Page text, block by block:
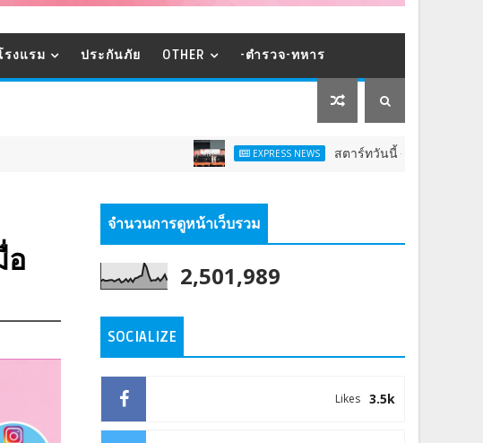
รงแรม ประกันภัย OTHER -ตำรวจ-ทหาร
EXPRESS NEWS สตาร์ทวันนี้ - 9 ส.ค.Franchise Expo
อ
จำนวนการดูหน้าเว็บรวม
2,501,989
SOCIALIZE
3.5k
Likes